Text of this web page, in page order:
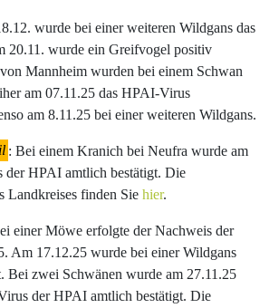
wurde bei einer weiteren Wildgans das
20.11. wurde ein Greifvogel positiv
Mannheim wurden bei einem Schwan
am 07.11.25 das HPAI-Virus
am 8.11.25 bei einer weiteren Wildgans.
: Bei einem Kranich bei Neufra wurde am
der HPAI amtlich bestätigt. Die
Landkreises finden Sie hier.
einer Möwe erfolgte der Nachweis der
Am 17.12.25 wurde bei einer Wildgans
Bei zwei Schwänen wurde am 27.11.25
der HPAI amtlich bestätigt. Die